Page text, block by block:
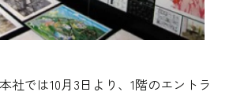
社では10月3日より、1階のエントラ